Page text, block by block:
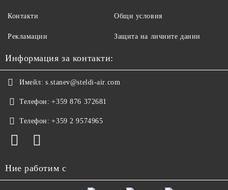
Контакти
Рекламации
Общи условия
Защита на личните данни
Информация за контакти:
Имейл: s.stanev@steldi-air.com
Телефон: +359 876 372681
Телефон: +359 2 9574965
Ние работим с